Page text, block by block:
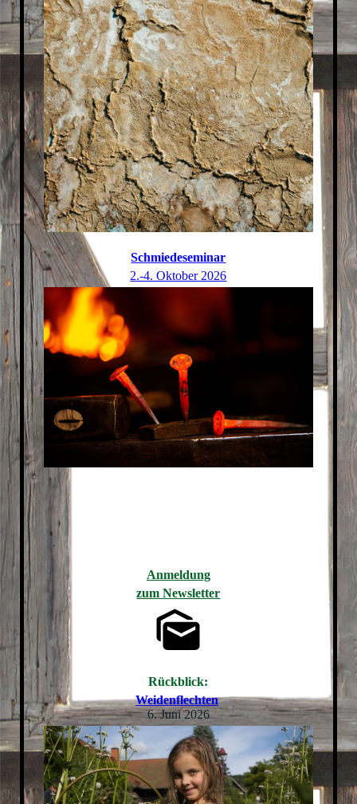
Schmiedeseminar
2.-4. Oktober 2026
Anmeldung
zum Newsletter
Rückblick:
Weidenflechten
6. Juni 2026